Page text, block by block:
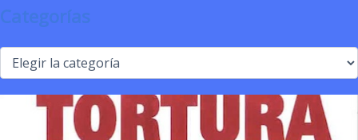
Categorías
Categorías